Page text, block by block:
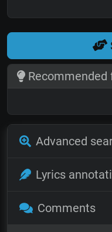
Recommended
Advanced
Lyrics
Comments